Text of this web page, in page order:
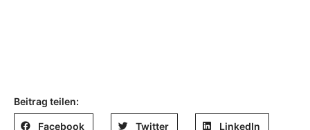
Beitrag teilen:
Facebook Twitter LinkedIn